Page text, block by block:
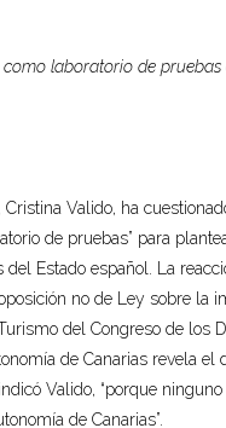
laboratorio de
Cristina Valido, ha
de pruebas” para
del Estado español. La
no de Ley sobre la
del Congreso de los
de Canarias revela
Valido, “porque
de Canarias”.